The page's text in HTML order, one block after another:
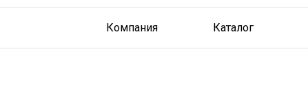
Компания Каталог